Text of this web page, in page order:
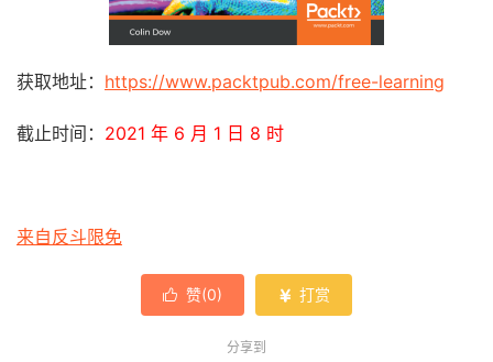
获取地址： https://www.packtpub.com/free-learning
截止时间： 2021 年 6 月 1 日 8 时
来自反斗限免
 赞(0)  打赏
分享到